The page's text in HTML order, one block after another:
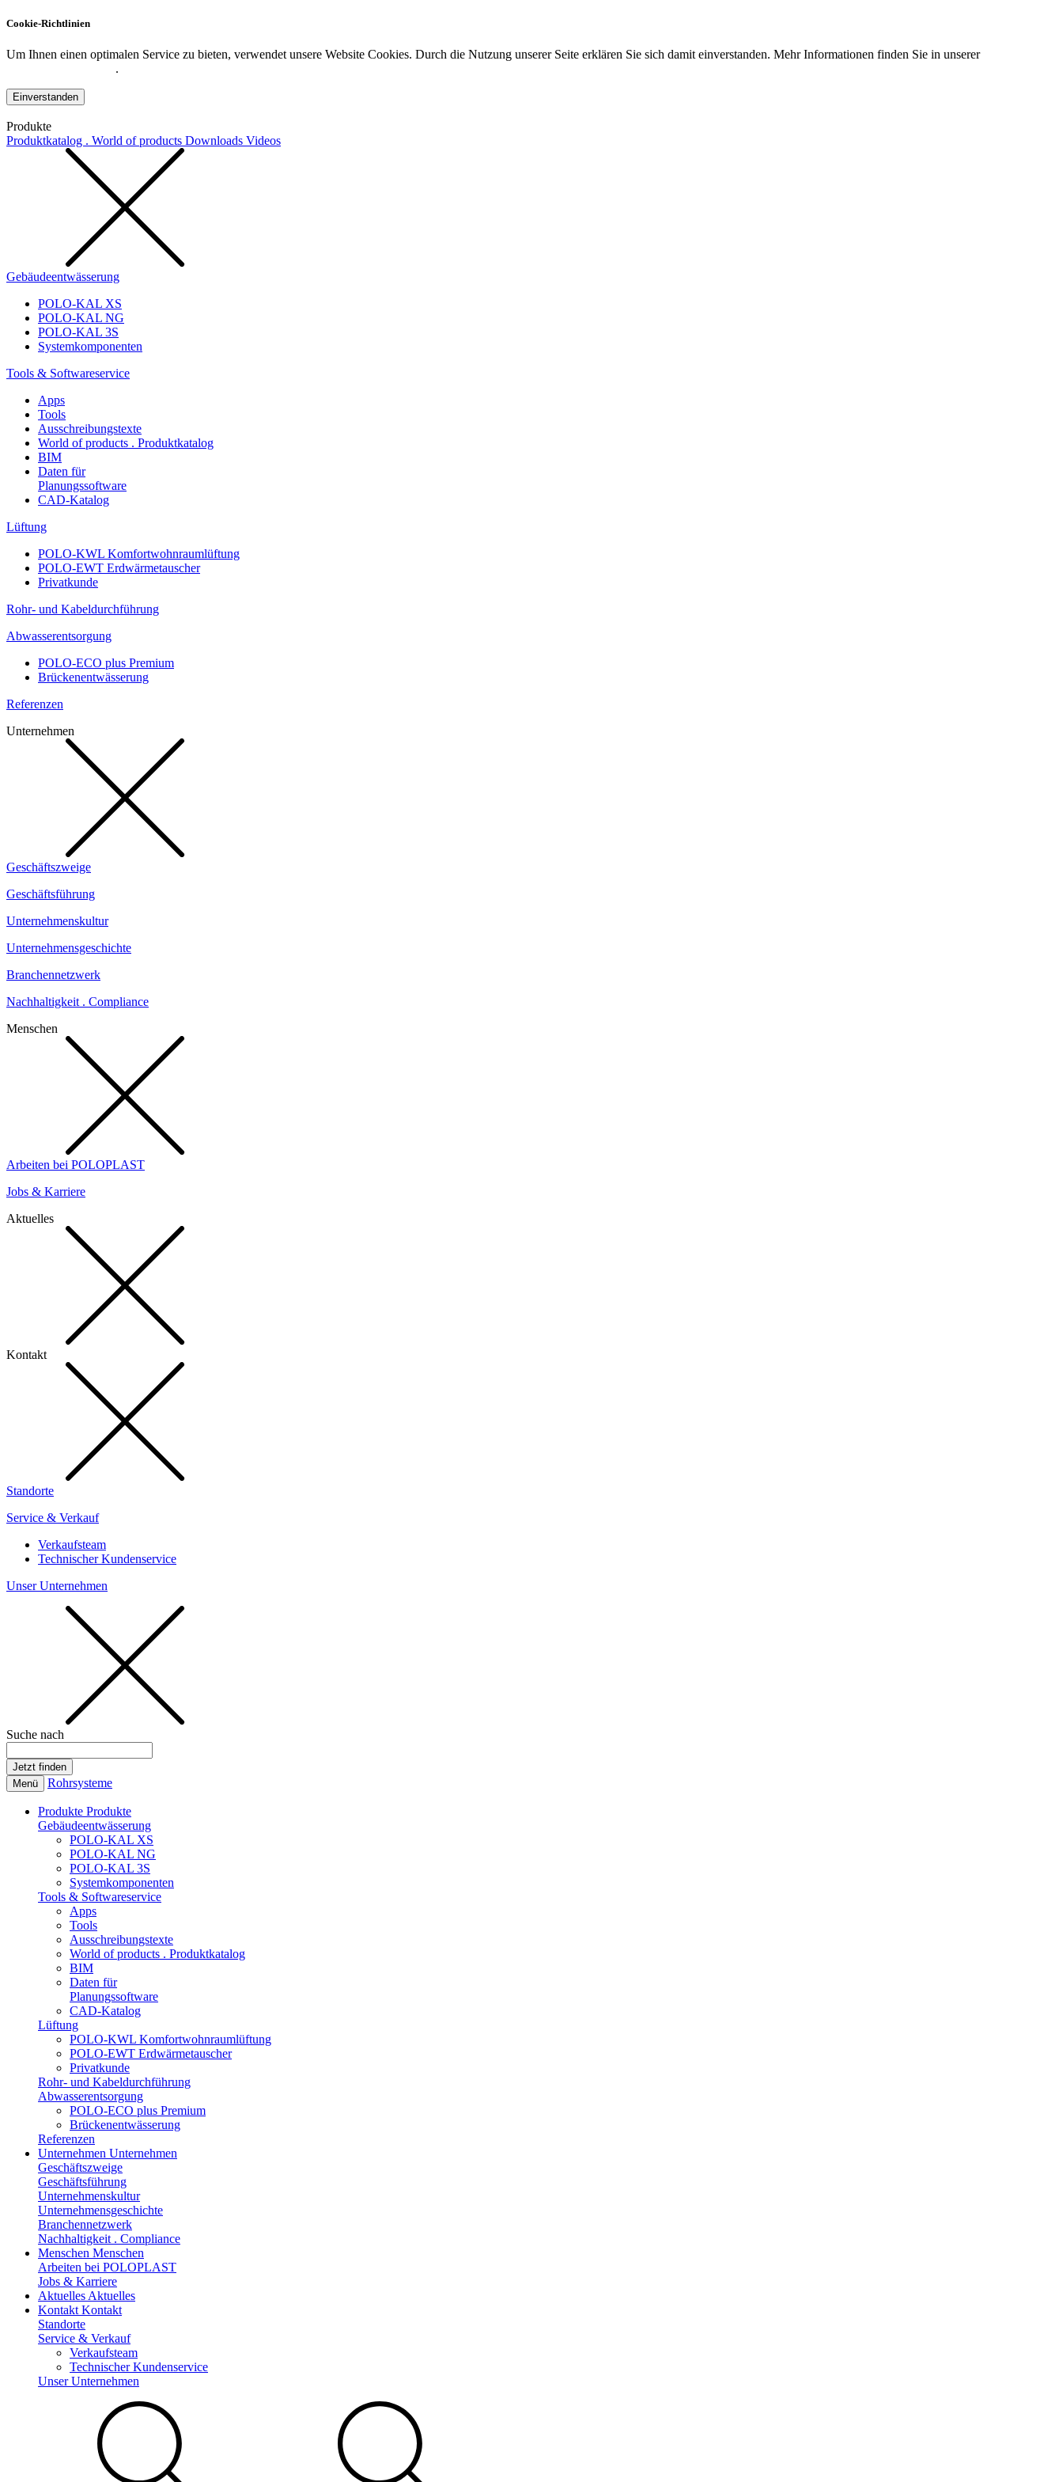
Cookie-Richtlinien
Um Ihnen einen optimalen Service zu bieten, verwendet unsere Website Cookies. Durch die Nutzung unserer Seite erklären Sie sich damit einverstanden. Mehr Informationen finden Sie in unserer
.
Einverstanden
Produkte
Produktkatalog . World of products Downloads Videos
Gebäudeentwässerung
POLO-KAL XS
POLO-KAL NG
POLO-KAL 3S
Systemkomponenten
Tools & Softwareservice
Apps
Tools
Ausschreibungstexte
World of products . Produktkatalog
BIM
Daten für
Planungssoftware
CAD-Katalog
Lüftung
POLO-KWL Komfortwohnraumlüftung
POLO-EWT Erdwärmetauscher
Privatkunde
Rohr- und Kabeldurchführung
Abwasserentsorgung
POLO-ECO plus Premium
Brückenentwässerung
Referenzen
Unternehmen
Geschäftszweige
Geschäftsführung
Unternehmenskultur
Unternehmensgeschichte
Branchennetzwerk
Nachhaltigkeit . Compliance
Menschen
Arbeiten bei POLOPLAST
Jobs & Karriere
Aktuelles
Kontakt
Standorte
Service & Verkauf
Verkaufsteam
Technischer Kundenservice
Unser Unternehmen
Suche nach
Menü Rohrsysteme
Produkte Produkte
Gebäudeentwässerung
POLO-KAL XS
POLO-KAL NG
POLO-KAL 3S
Systemkomponenten
Tools & Softwareservice
Apps
Tools
Ausschreibungstexte
World of products . Produktkatalog
BIM
Daten für
Planungssoftware
CAD-Katalog
Lüftung
POLO-KWL Komfortwohnraumlüftung
POLO-EWT Erdwärmetauscher
Privatkunde
Rohr- und Kabeldurchführung
Abwasserentsorgung
POLO-ECO plus Premium
Brückenentwässerung
Referenzen
Unternehmen Unternehmen
Geschäftszweige
Geschäftsführung
Unternehmenskultur
Unternehmensgeschichte
Branchennetzwerk
Nachhaltigkeit . Compliance
Menschen Menschen
Arbeiten bei POLOPLAST
Jobs & Karriere
Aktuelles Aktuelles
Kontakt Kontakt
Standorte
Service & Verkauf
Verkaufsteam
Technischer Kundenservice
Unser Unternehmen